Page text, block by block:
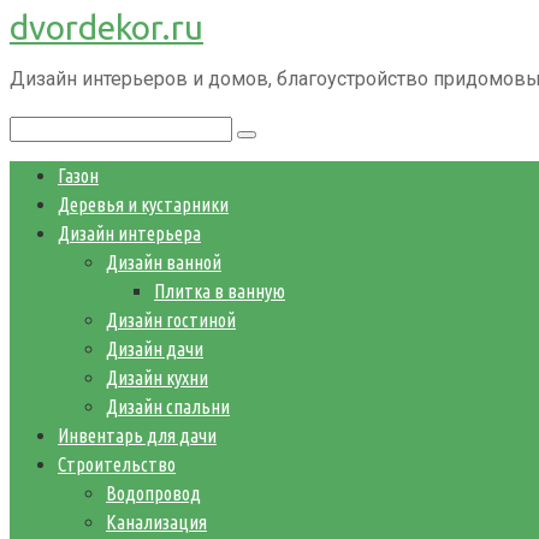
Перейти
к
контенту
dvordekor.ru
Дизайн интерьеров и домов, благоустройство
Газон
Деревья и кустарники
Дизайн интерьера
Дизайн ванной
Плитка в ванную
Дизайн гостиной
Дизайн дачи
Дизайн кухни
Дизайн спальни
Инвентарь для дачи
Строительство
Водопровод
Канализация